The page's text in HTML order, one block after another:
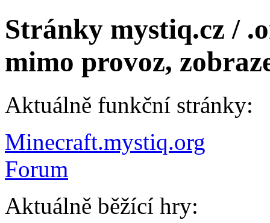
Stránky mystiq.cz /
mimo provoz,
Aktuálně funkční stránky:
Minecraft.mystiq.org
Forum
Aktuálně běžící hry: